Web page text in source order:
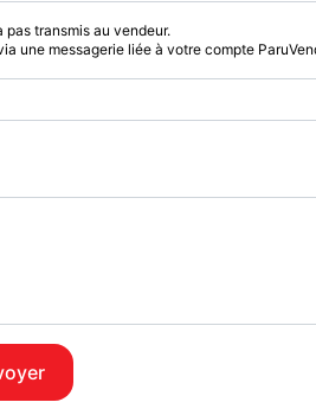
pas transmis au vendeur.
une messagerie liée à votre compte